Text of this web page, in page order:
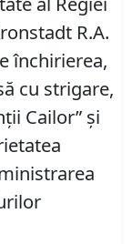
R.A.
închirierea,
cu strigare,
Cailor” şi